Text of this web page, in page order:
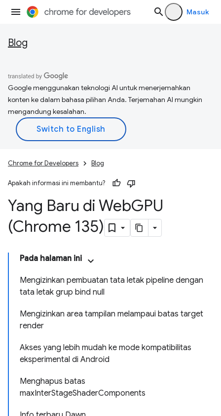
Masuk
Blog
Google menggunakan teknologi AI untuk menerjemahkan
konten ke dalam bahasa pilihan Anda. Terjemahan AI mungkin
mengandung kesalahan.
Chrome for Developers Blog
Apakah informasi ini membantu?
Yang Baru di WebGPU
(Chrome 135)
Pada halaman ini
Mengizinkan pembuatan tata letak pipeline dengan
tata letak grup bind null
Mengizinkan area tampilan melampaui batas target
render
Akses yang lebih mudah ke mode kompatibilitas
eksperimental di Android
Menghapus batas
maxInterStageShaderComponents